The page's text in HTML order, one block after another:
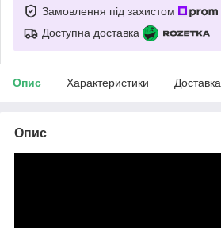
Замовлення під захистом
Доступна доставка
Опис Характеристики Доставка
Опис